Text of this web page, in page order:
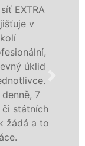
nabízíme
státní